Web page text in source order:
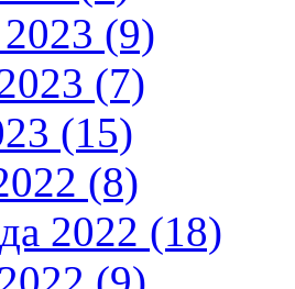
2023 (9)
(7)
(15)
(8)
2022 (18)